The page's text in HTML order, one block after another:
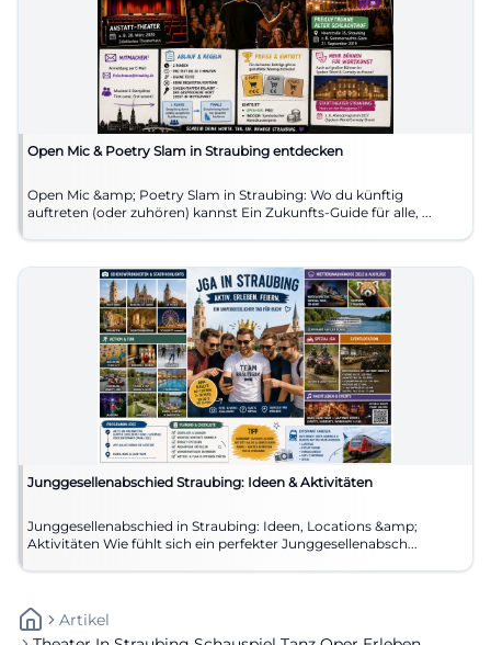
Open Mic & Poetry Slam in Straubing entdecken
Open Mic &amp; Poetry Slam in Straubing: Wo du künftig
auftreten (oder zuhören) kannst Ein Zukunfts-Guide für alle, ...
Junggesellenabschied Straubing: Ideen & Aktivitäten
Junggesellenabschied in Straubing: Ideen, Locations &amp;
Aktivitäten Wie fühlt sich ein perfekter Junggesellenabsch...
Artikel